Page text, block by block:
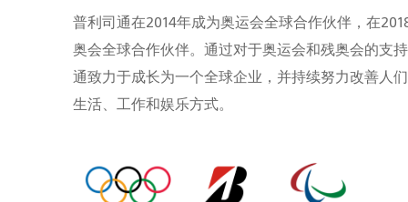
普利司通在2014年成为奥运会全球合作伙伴，在
奥会全球合作伙伴。通过对于奥运会和残奥会的支
通致力于成长为一个全球企业，并持续努力改善人
生活、工作和娱乐方式。